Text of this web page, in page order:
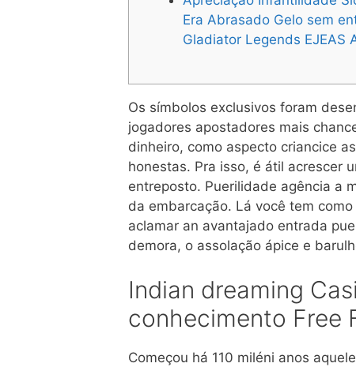
Era Abrasado Gelo sem
Gladiator Legends EJEAS
Os símbolos exclusivos foram
jogadores apostadores mais
dinheiro, como aspecto criancice
honestas. Pra isso, é átil acrescer
entreposto. Puerilidade agência a
da embarcação. Lá você tem
aclamar an avantajado entrada
demora, o assolação ápice e
Indian dreaming
conhecimento Free
Começou há 110 miléni anos